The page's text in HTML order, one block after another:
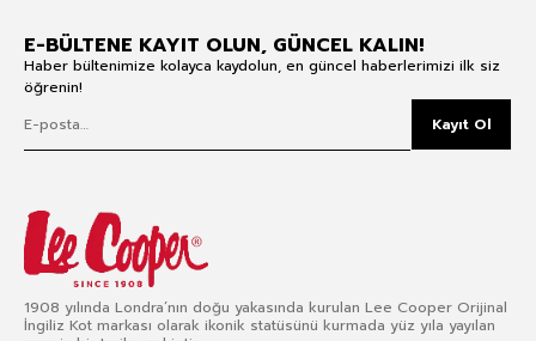
E-BÜLTENE KAYIT OLUN, GÜNCEL KALIN!
Haber bültenimize kolayca kaydolun, en güncel haberlerimizi ilk siz
öğrenin!
Kayıt Ol
1908 yılında Londra’nın doğu yakasında kurulan Lee Cooper Orijinal
İngiliz Kot markası olarak ikonik statüsünü kurmada yüz yıla yayılan